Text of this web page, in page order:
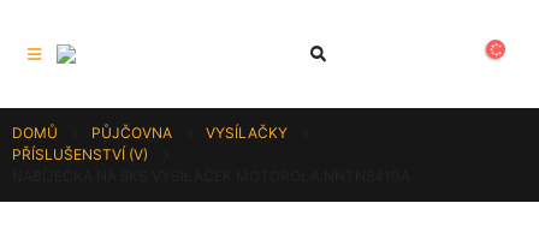
DOMŮ PŮJČOVNA
VYSÍLAČKY
PŘÍSLUŠENSTVÍ (V)